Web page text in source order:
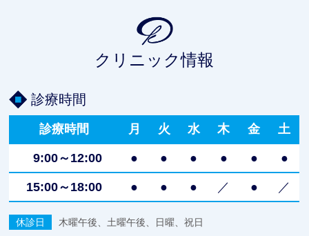
クリニック情報
診療時間
診療時間 月 火 水 木 金 土
9:00～12:00 ● ● ● ● ● ●
15:00～18:00 ● ● ● ／ ● ／
休診日 木曜午後、土曜午後、日曜、祝日